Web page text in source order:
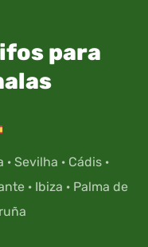
para
· Sevilha · Cádis·
· Ibiza · Palma de